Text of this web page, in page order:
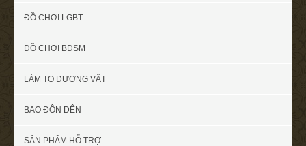
ĐỒ CHƠI LGBT
ĐỒ CHƠI BDSM
LÀM TO DƯƠNG VẬT
BAO ĐÔN DÊN
SẢN PHẨM HỖ TRỢ